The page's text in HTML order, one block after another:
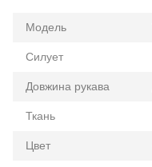
Модель
Силует
Довжина рукава
Ткань
Цвет